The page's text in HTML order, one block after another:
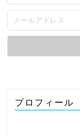
プロフィール